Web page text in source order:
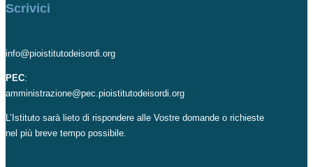
Scrivici
info@pioistitutodeisordi.org
PEC:
amministrazione@pec.pioistitutodeisordi.org
L’Istituto sarà lieto di rispondere alle Vostre domande o richieste
nel più breve tempo possibile.